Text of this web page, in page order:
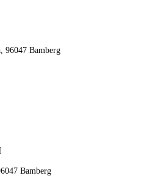
96047 Bamberg
Bamberg